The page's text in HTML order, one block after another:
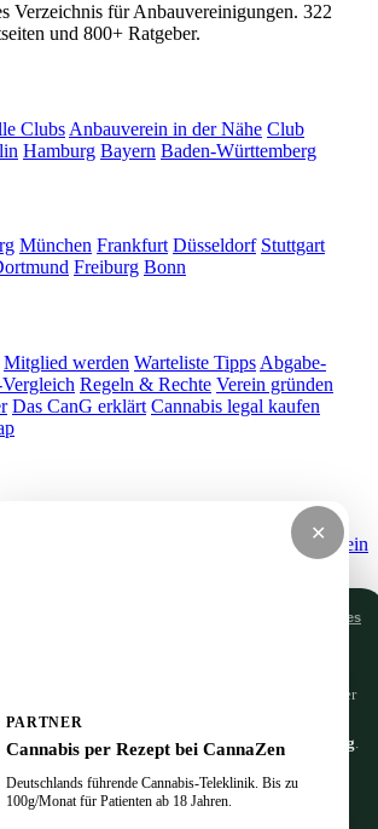
Nur notwendige Cookies
da ein paar Cookies
nutzen wir Google Analytics, um zu sehen, was hier
was wir noch besser machen können. Nichts
Mehr dazu in der Datenschutzerklärung.
Geht klar
Verzeichnis für Anbauvereinigungen. 322
und 800+ Ratgeber.
Clubs Anbauverein in der Nähe Club
Hamburg Bayern Baden-Württemberg
München Frankfurt Düsseldorf Stuttgart
Freiburg Bonn
Mitglied werden Warteliste Tipps Abgabe-
Regeln & Rechte Verein gründen
Das CanG erklärt Cannabis legal kaufen
Cannabis
Anbauverein
per Rezept Impressum Datenschutz
— Alle Angaben ohne Gewähr. Kein
✕
PARTNER
Cannabis per Rezept bei CannaZen
Deutschlands führende Cannabis-Teleklinik. Bis zu
100g/Monat für Patienten ab 18 Jahren.